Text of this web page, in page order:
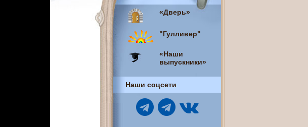
«Дверь»
"Гулливер"
«Наши
выпускники»
Наши соцсети